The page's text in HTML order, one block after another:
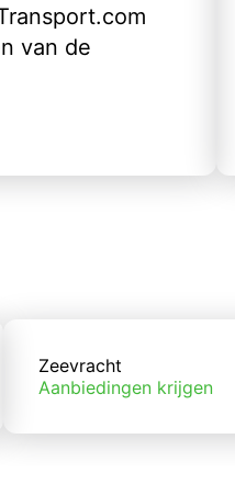
van de
Zeevracht
Aanbiedingen krijgen